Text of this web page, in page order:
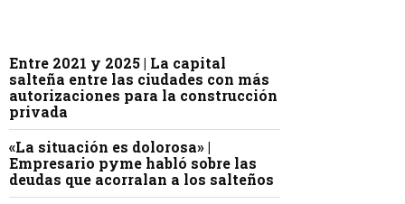
Entre 2021 y 2025 | La capital
salteña entre las ciudades con más
autorizaciones para la construcción
privada
«La situación es dolorosa» |
Empresario pyme habló sobre las
deudas que acorralan a los salteños